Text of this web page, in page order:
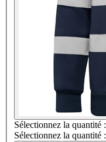
Sélectionnez la quantité :
Sélectionnez la quantité :